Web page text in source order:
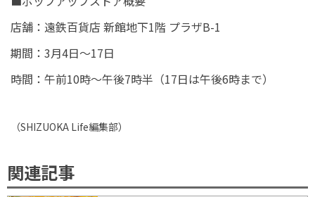
店舗：遠鉄百貨店 新館地下1階 プラザB-1
期間：3月4日～17日
時間：午前10時～午後7時半（17日は午後6時まで）
（SHIZUOKA Life編集部）
関連記事